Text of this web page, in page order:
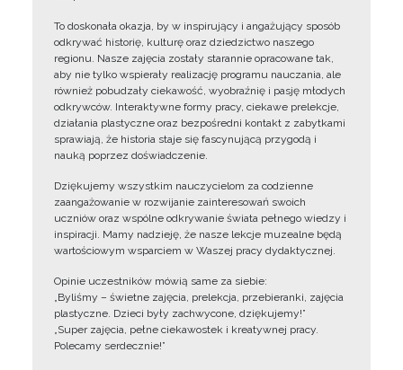
To doskonała okazja, by w inspirujący i angażujący sposób
odkrywać historię, kulturę oraz dziedzictwo naszego
regionu. Nasze zajęcia zostały starannie opracowane tak,
aby nie tylko wspierały realizację programu nauczania, ale
również pobudzały ciekawość, wyobraźnię i pasję młodych
odkrywców. Interaktywne formy pracy, ciekawe prelekcje,
działania plastyczne oraz bezpośredni kontakt z zabytkami
sprawiają, że historia staje się fascynującą przygodą i
nauką poprzez doświadczenie.
Dziękujemy wszystkim nauczycielom za codzienne
zaangażowanie w rozwijanie zainteresowań swoich
uczniów oraz wspólne odkrywanie świata pełnego wiedzy i
inspiracji. Mamy nadzieję, że nasze lekcje muzealne będą
wartościowym wsparciem w Waszej pracy dydaktycznej.
Opinie uczestników mówią same za siebie:
„Byliśmy – świetne zajęcia, prelekcja, przebieranki, zajęcia
plastyczne. Dzieci były zachwycone, dziękujemy!”
„Super zajęcia, pełne ciekawostek i kreatywnej pracy.
Polecamy serdecznie!”